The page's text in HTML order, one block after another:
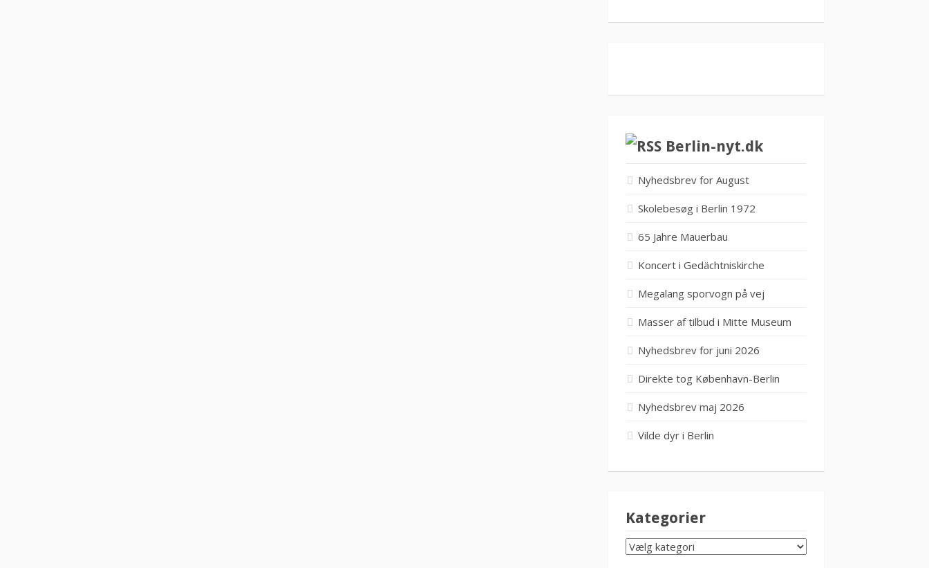
Berlin-nyt.dk
Nyhedsbrev for August
Skolebesøg i Berlin 1972
65 Jahre Mauerbau
Koncert i Gedächtniskirche
Megalang sporvogn på vej
Masser af tilbud i Mitte Museum
Nyhedsbrev for juni 2026
Direkte tog København-Berlin
Nyhedsbrev maj 2026
Vilde dyr i Berlin
Kategorier
KATEGORIER